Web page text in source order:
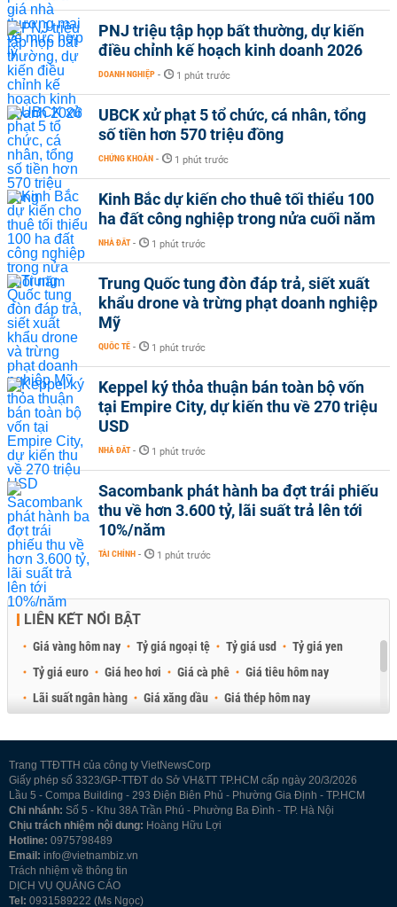
PNJ triệu tập họp bất thường, dự kiến
điều chỉnh kế hoạch kinh doanh 2026
DOANH NGHIỆP - 1 phút trước
UBCK xử phạt 5 tổ chức, cá nhân, tổng
số tiền hơn 570 triệu đồng
CHỨNG KHOÁN - 1 phút trước
Kinh Bắc dự kiến cho thuê tối thiểu 100
ha đất công nghiệp trong nửa cuối năm
NHÀ ĐẤT - 1 phút trước
Trung Quốc tung đòn đáp trả, siết xuất
khẩu drone và trừng phạt doanh nghiệp
Mỹ
QUỐC TẾ - 1 phút trước
Keppel ký thỏa thuận bán toàn bộ vốn
tại Empire City, dự kiến thu về 270 triệu
USD
NHÀ ĐẤT - 1 phút trước
Sacombank phát hành ba đợt trái phiếu
thu về hơn 3.600 tỷ, lãi suất trả lên tới
10%/năm
TÀI CHÍNH - 1 phút trước
LIÊN KẾT NỔI BẬT
Giá vàng hôm nay Tỷ giá ngoại tệ Tỷ giá usd
Tỷ giá yen
Tỷ giá euro
Giá heo hơi Giá cà phê
Giá tiêu hôm nay
Lãi suất ngân hàng
Giá xăng dầu
Giá thép hôm nay
Trang TTĐTTH của công ty VietNewsCorp
Giấy phép số 3323/GP-TTĐT do Sở VH&TT TP.HCM cấp ngày 20/3/2026
Lầu 5 - Compa Building - 293 Điện Biên Phủ - Phường Gia Định - TP.HCM
Chi nhánh: Số 5 - Khu 38A Trần Phú - Phường Ba Đình - TP. Hà Nội
Chịu trách nhiệm nội dung: Hoàng Hữu Lợi
Hotline: 0975798489
Email: info@vietnambiz.vn
Trách nhiệm về thông tin
DỊCH VỤ QUẢNG CÁO
Tel: 0931589222 (Ms Ngọc)